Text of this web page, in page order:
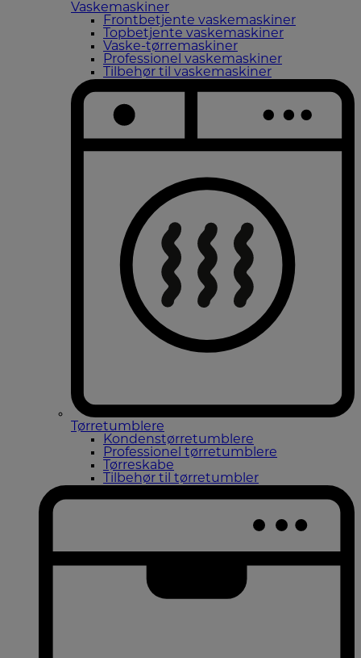
Vaskemaskiner
Frontbetjente vaskemaskiner
Topbetjente vaskemaskiner
Vaske-tørremaskiner
Professionel vaskemaskiner
Tilbehør til vaskemaskiner
Tørretumblere
Kondenstørretumblere
Professionel tørretumblere
Tørreskabe
Tilbehør til tørretumbler